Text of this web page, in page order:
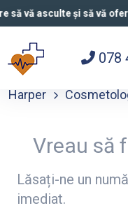
și să vă ofere
078
Harper
Vreau să
Lăsați-ne un
imediat.